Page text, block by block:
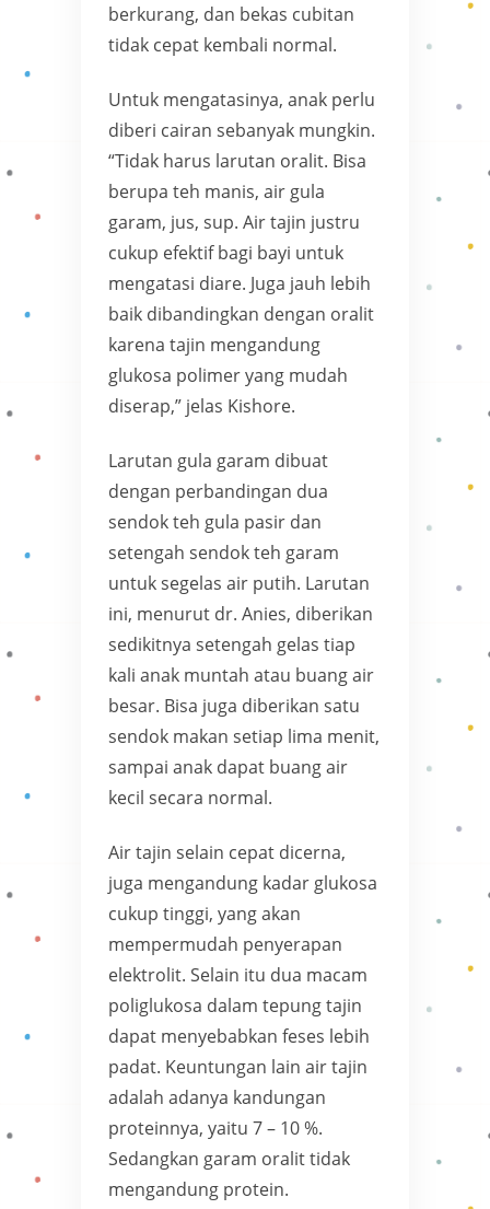
berkurang, dan bekas cubitan
tidak cepat kembali normal.
Untuk mengatasinya, anak perlu
diberi cairan sebanyak mungkin.
“Tidak harus larutan oralit. Bisa
berupa teh manis, air gula
garam, jus, sup. Air tajin justru
cukup efektif bagi bayi untuk
mengatasi diare. Juga jauh lebih
baik dibandingkan dengan oralit
karena tajin mengandung
glukosa polimer yang mudah
diserap,” jelas Kishore.
Larutan gula garam dibuat
dengan perbandingan dua
sendok teh gula pasir dan
setengah sendok teh garam
untuk segelas air putih. Larutan
ini, menurut dr. Anies, diberikan
sedikitnya setengah gelas tiap
kali anak muntah atau buang air
besar. Bisa juga diberikan satu
sendok makan setiap lima menit,
sampai anak dapat buang air
kecil secara normal.
Air tajin selain cepat dicerna,
juga mengandung kadar glukosa
cukup tinggi, yang akan
mempermudah penyerapan
elektrolit. Selain itu dua macam
poliglukosa dalam tepung tajin
dapat menyebabkan feses lebih
padat. Keuntungan lain air tajin
adalah adanya kandungan
proteinnya, yaitu 7 – 10 %.
Sedangkan garam oralit tidak
mengandung protein.